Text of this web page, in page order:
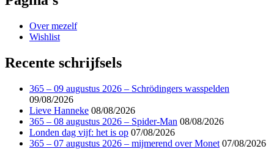
Over mezelf
Wishlist
Recente schrijfsels
365 – 09 augustus 2026 – Schrödingers wasspelden
09/08/2026
Lieve Hanneke 08/08/2026
365 – 08 augustus 2026 – Spider-Man 08/08/2026
Londen dag vijf: het is op 07/08/2026
365 – 07 augustus 2026 – mijmerend over Monet 07/08/2026